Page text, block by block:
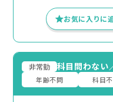
お気に入りに
非常勤 科目問わない
年齢不問 科目